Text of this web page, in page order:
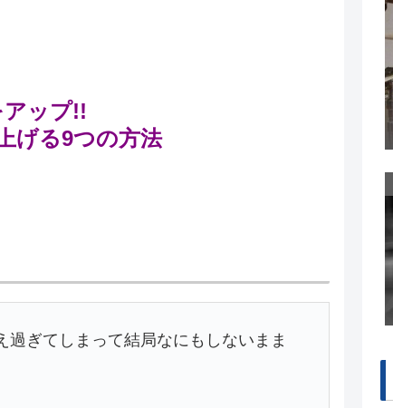
ップ!!
げる9つの方法
ぎてしまって結局なにもしないまま